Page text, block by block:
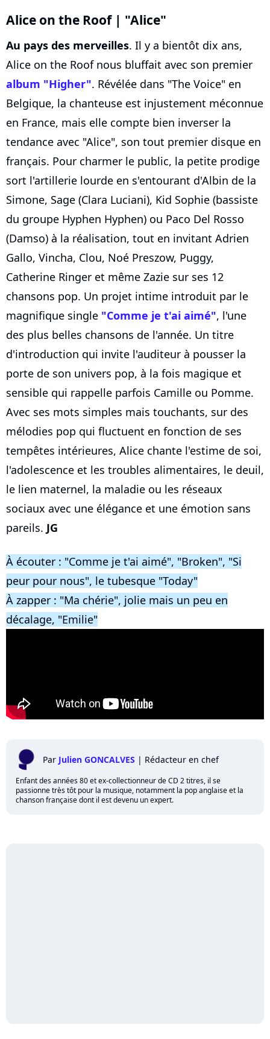
Alice on the Roof | "Alice"
Au pays des merveilles. Il y a bientôt dix ans,
Alice on the Roof nous bluffait avec son premier
album "Higher". Révélée dans "The Voice" en
Belgique, la chanteuse est injustement méconnue
en France, mais elle compte bien inverser la
tendance avec "Alice", son tout premier disque en
français. Pour charmer le public, la petite prodige
sort l'artillerie lourde en s'entourant d'Albin de la
Simone, Sage (Clara Luciani), Kid Sophie (bassiste
du groupe Hyphen Hyphen) ou Paco Del Rosso
(Damso) à la réalisation, tout en invitant Adrien
Gallo, Vincha, Clou, Noé Preszow, Puggy,
Catherine Ringer et même Zazie sur ses 12
chansons pop. Un projet intime introduit par le
magnifique single "Comme je t'ai aimé", l'une
des plus belles chansons de l'année. Un titre
d'introduction qui invite l'auditeur à pousser la
porte de son univers pop, à la fois magique et
sensible qui rappelle parfois Camille ou Pomme.
Avec ses mots simples mais touchants, sur des
mélodies pop qui fluctuent en fonction de ses
tempêtes intérieures, Alice chante l'estime de soi,
l'adolescence et les troubles alimentaires, le deuil,
le lien maternel, la maladie ou les réseaux
sociaux avec une élégance et une émotion sans
pareils. JG
À écouter : "Comme je t'ai aimé", "Broken", "Si
peur pour nous", le tubesque "Today"
À zapper : "Ma chérie", jolie mais un peu en
décalage, "Emilie"
Par Julien GONCALVES | Rédacteur en chef
Enfant des années 80 et ex-collectionneur de CD 2 titres, il se
passionne très tôt pour la musique, notamment la pop anglaise et la
chanson française dont il est devenu un expert.